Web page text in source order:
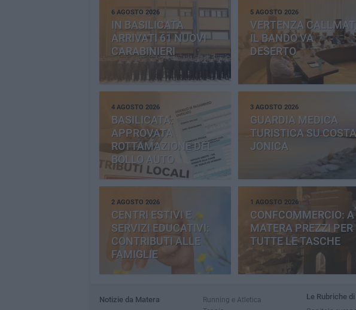
6 AGOSTO 2026
IN BASILICATA
ARRIVATI 61 NUOVI
CARABINIERI
5 AGOSTO 2026
VERTENZA CALLMAT,
IL BANDO VA
DESERTO
4 AGOSTO 2026
BASILICATA:
APPROVATA
ROTTAMAZIONE DEL
BOLLO AUTO
3 AGOSTO 2026
GUARDIA MEDICA
TURISTICA SU COSTA
JONICA
2 AGOSTO 2026
CENTRI ESTIVI E
SERVIZI EDUCATIVI:
CONTRIBUTI ALLE
FAMIGLIE
1 AGOSTO 2026
CONFCOMMERCIO: A
MATERA PREZZI PER
TUTTE LE TASCHE
Notizie da Matera
Running e Atletica
Le Rubriche